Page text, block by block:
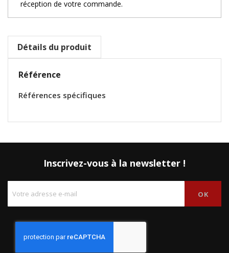
réception de votre commande.
Détails du produit
Référence
Références spécifiques
Inscrivez-vous à la newsletter !